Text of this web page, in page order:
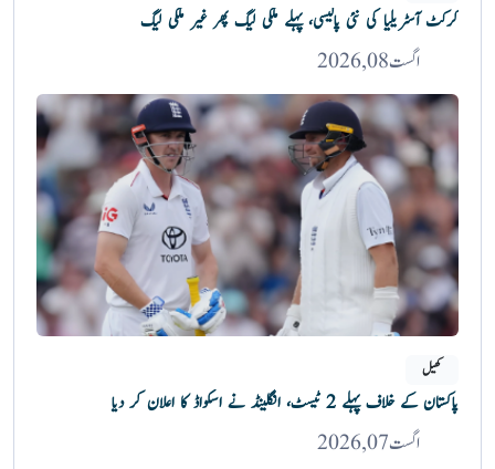
کرکٹ آسٹریلیا کی نئی پالیسی، پہلے ملکی لیگ پھر غیر ملکی لیگ
اگست 08, 2026
کھیل
پاکستان کے خلاف پہلے 2 ٹیسٹ، انگلینڈ نے اسکواڈ کا اعلان کر دیا
اگست 07, 2026